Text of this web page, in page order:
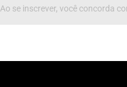
Ao se inscrever, você concorda